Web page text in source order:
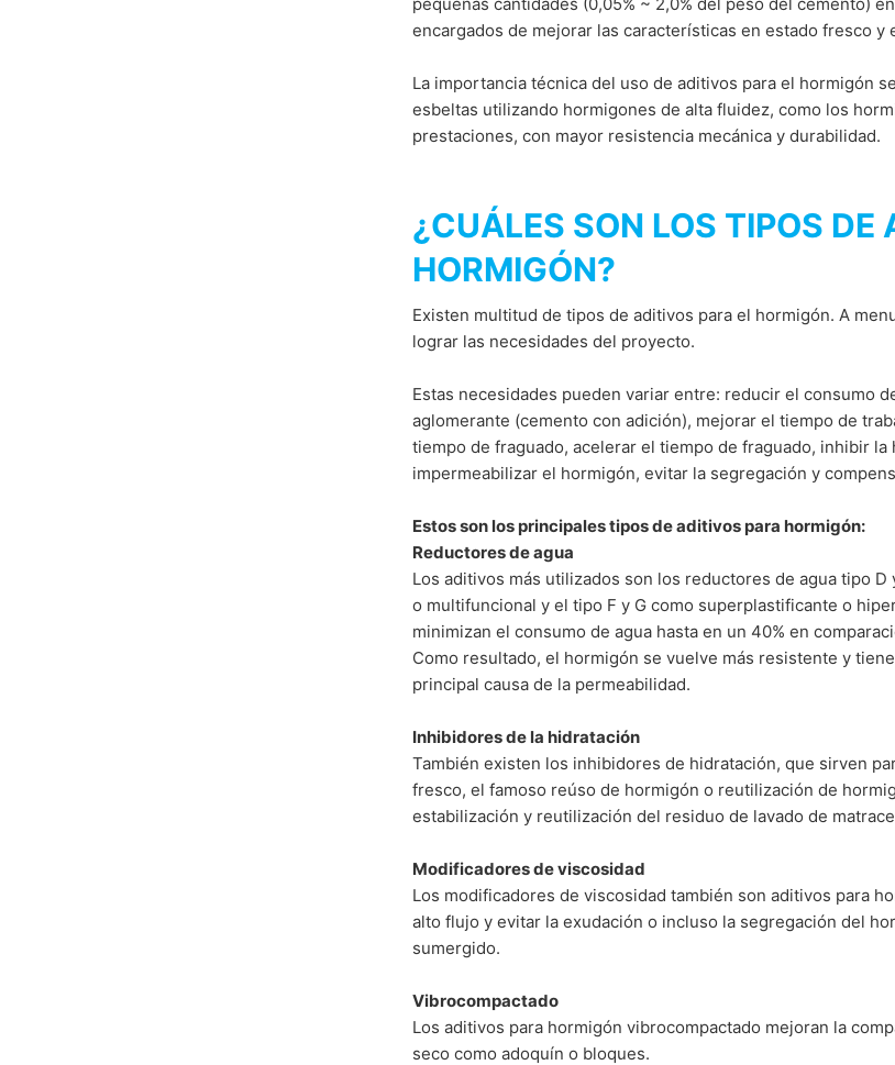
encargados de mejorar las características en estado fresco y
La importancia técnica del uso de aditivos para el hormigón
esbeltas utilizando hormigones de alta fluidez, como los
prestaciones, con mayor resistencia mecánica y durabilidad.
¿CUÁLES SON LOS TIPOS DE
HORMIGÓN?
Existen multitud de tipos de aditivos para el hormigón. A
lograr las necesidades del proyecto.
Estas necesidades pueden variar entre: reducir el consumo
aglomerante (cemento con adición), mejorar el tiempo de
tiempo de fraguado, acelerar el tiempo de fraguado, inhibir
impermeabilizar el hormigón, evitar la segregación y
Estos son los principales tipos de aditivos para hormigón:
Reductores de agua
Los aditivos más utilizados son los reductores de agua tipo
o multifuncional y el tipo F y G como superplastificante o
minimizan el consumo de agua hasta en un 40% en
Como resultado, el hormigón se vuelve más resistente y
principal causa de la permeabilidad.
Inhibidores de la hidratación
También existen los inhibidores de hidratación, que sirven
fresco, el famoso reúso de hormigón o reutilización de
estabilización y reutilización del residuo de lavado de
Modificadores de viscosidad
Los modificadores de viscosidad también son aditivos para
alto flujo y evitar la exudación o incluso la segregación del
sumergido.
Vibrocompactado
Los aditivos para hormigón vibrocompactado mejoran la
seco como adoquín o bloques.